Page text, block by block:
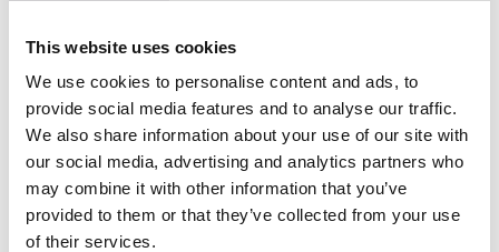
This website uses cookies
We use cookies to personalise content and ads, to
provide social media features and to analyse our traffic.
We also share information about your use of our site with
our social media, advertising and analytics partners who
may combine it with other information that you’ve
provided to them or that they’ve collected from your use
of their services.
Osiris Hertman Studio — Haarlem
Noted by Honders / Alting